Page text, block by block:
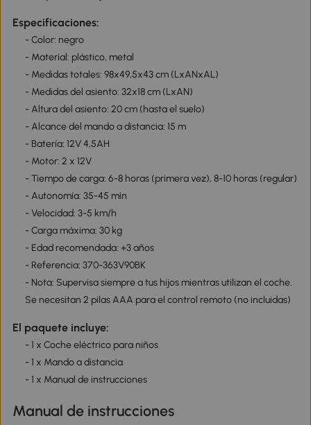
Especificaciones:
- Color: negro
- Material: plástico, metal
- Medidas totales: 98x49,5x43 cm (LxANxAL)
- Medidas del asiento: 32x18 cm (LxAN)
- Altura del asiento: 20 cm (hasta el suelo)
- Alcance del mando a distancia: 15 m
- Batería: 12V 4,5AH
- Motor: 2 x 12V
- Tiempo de carga: 6-8 horas (primera vez), 8-10 horas (regular)
- Autonomía: 35-45 min
- Velocidad: 3-5 km/h
- Carga máxima: 30 kg
- Edad recomendada: +3 años
- Referencia: 370-363V90BK
- Nota: Supervisa siempre a tus hijos mientras utilizan el coche.
Se necesitan 2 pilas AAA para el control remoto (no incluidas)
El paquete incluye:
- 1 x Coche eléctrico para niños
- 1 x Mando a distancia
- 1 x Manual de instrucciones
Manual de instrucciones